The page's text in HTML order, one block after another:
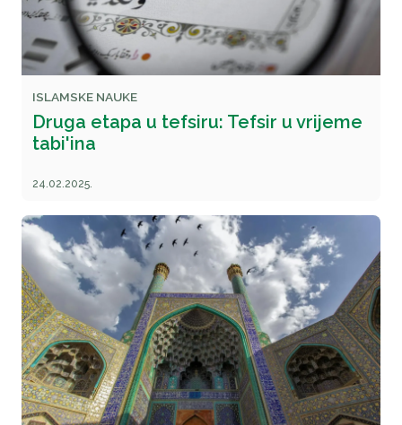
ISLAMSKE NAUKE
Druga etapa u tefsiru: Tefsir u vrijeme
tabi'ina
24.02.2025.